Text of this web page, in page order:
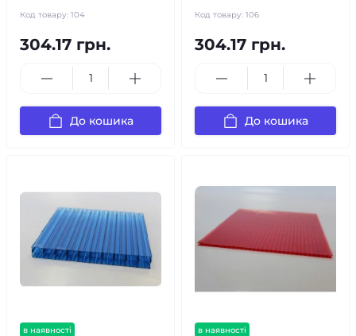
Код товару: 104
304.17 грн.
До кошика
Код товару: 106
304.17 грн.
До кошика
в наявності в наявності